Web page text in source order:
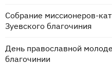
Собрание миссионеров-
Зуевского благочиния
День православной
благочинии